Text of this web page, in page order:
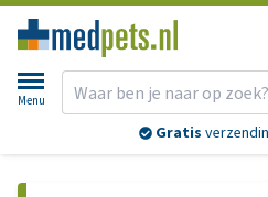
Menu
Gratis